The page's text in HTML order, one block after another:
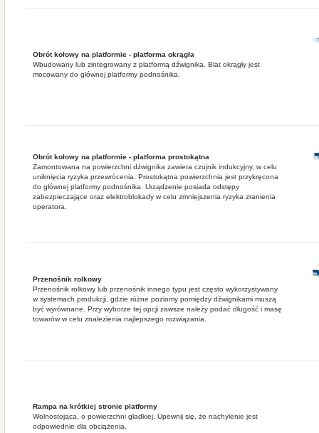
Obrót kołowy na platformie - platforma okrągła
Wbudowany lub zintegrowany z platformą dźwignika. Blat okrągły jest
mocowany do głównej platformy podnośnika.
Obrót kołowy na platformie - platforma prostokątna
Zamontowana na powierzchni dźwignika zawiera czujnik indukcyjny, w celu
uniknięcia ryzyka przewrócenia. Prostokątna powierzchnia jest przykręcona
do głównej platformy podnośnika. Urządzenie posiada odstępy
zabezpieczające oraz elektroblokady w celu zmniejszenia ryzyka zranienia
operatora.
Przenośnik rolkowy
Przenośnik rolkowy lub przenośnik innego typu jest często wykorzystywany
w systemach produkcji, gdzie różne poziomy pomiędzy dźwignikami muszą
być wyrównane. Przy wyborze tej opcji zawsze należy podać długość i masę
towarów w celu znalezienia najlepszego rozwiązania.
Rampa na krótkiej stronie platformy
Wolnostojąca, o powierzchni gładkiej. Upewnij się, że nachylenie jest
odpowiednie dla obciążenia.